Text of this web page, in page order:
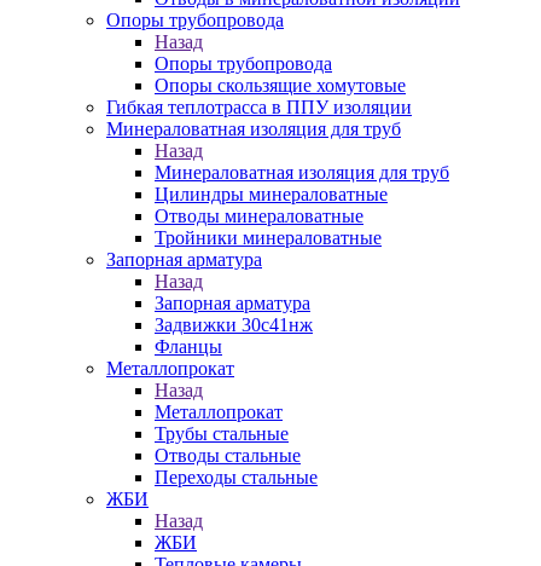
Опоры трубопровода
Назад
Опоры трубопровода
Опоры скользящие хомутовые
Гибкая теплотрасса в ППУ изоляции
Минераловатная изоляция для труб
Назад
Минераловатная изоляция для труб
Цилиндры минераловатные
Отводы минераловатные
Тройники минераловатные
Запорная арматура
Назад
Запорная арматура
Задвижки 30с41нж
Фланцы
Металлопрокат
Назад
Металлопрокат
Трубы стальные
Отводы стальные
Переходы стальные
ЖБИ
Назад
ЖБИ